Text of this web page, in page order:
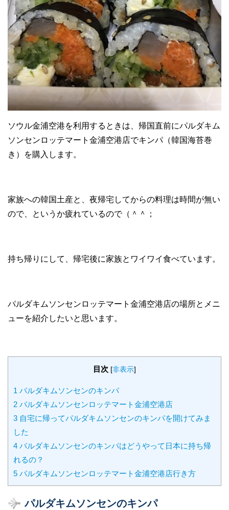
ソウル金浦空港を利用するときは、帰国直前にパルダキム
ソンセンロッテマート金浦空港店でキンパ（韓国海苔巻
き）を購入します。
家族への韓国土産と、夜帰宅してからの料理は時間が無い
ので、というか疲れているので（＾＾；
持ち帰りにして、帰宅後に家族とワイワイ食べています。
パルダキムソンセンロッテマート金浦空港店の場所とメニ
ューを紹介したいと思います。
目次 [非表示]
1 パルダキムソンセンのキンパ
2 パルダキムソンセンロッテマート金浦空港店
3 自宅に帰ってパルダキムソンセンのキンパを開けてみま
した
4 パルダキムソンセンのキンパはどうやって日本に持ち帰
れるの？
5 パルダキムソンセンロッテマート金浦空港店行き方
パルダキムソンセンのキンパ